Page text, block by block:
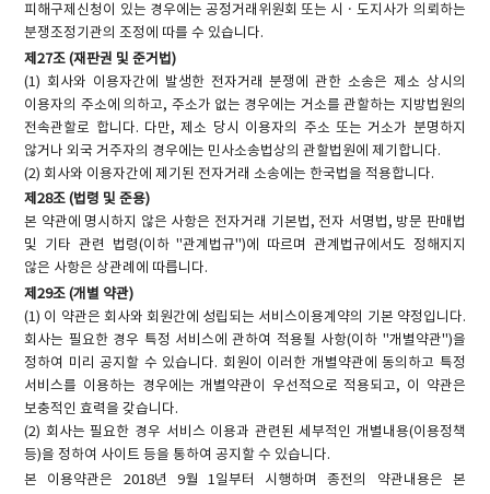
피해구제신청이 있는 경우에는 공정거래위원회 또는 시ㆍ도지사가 의뢰하는
분쟁조정기관의 조정에 따를 수 있습니다.
제27조 (재판권 및 준거법)
(1) 회사와 이용자간에 발생한 전자거래 분쟁에 관한 소송은 제소 상시의
이용자의 주소에 의하고, 주소가 없는 경우에는 거소를 관할하는 지방법원의
전속관할로 합니다. 다만, 제소 당시 이용자의 주소 또는 거소가 분명하지
않거나 외국 거주자의 경우에는 민사소송법상의 관할법원에 제기합니다.
(2) 회사와 이용자간에 제기된 전자거래 소송에는 한국법을 적용합니다.
제28조 (법령 및 준용)
본 약관에 명시하지 않은 사항은 전자거래 기본법, 전자 서명법, 방문 판매법
및 기타 관련 법령(이하 "관계법규")에 따르며 관계법규에서도 정해지지
않은 사항은 상관례에 따릅니다.
제29조 (개별 약관)
(1) 이 약관은 회사와 회원간에 성립되는 서비스이용계약의 기본 약정입니다.
회사는 필요한 경우 특정 서비스에 관하여 적용될 사항(이하 "개별약관")을
정하여 미리 공지할 수 있습니다. 회원이 이러한 개별약관에 동의하고 특정
서비스를 이용하는 경우에는 개별약관이 우선적으로 적용되고, 이 약관은
보충적인 효력을 갖습니다.
(2) 회사는 필요한 경우 서비스 이용과 관련된 세부적인 개별내용(이용정책
등)을 정하여 사이트 등을 통하여 공지할 수 있습니다.
본 이용약관은 2018년 9월 1일부터 시행하며 종전의 약관내용은 본